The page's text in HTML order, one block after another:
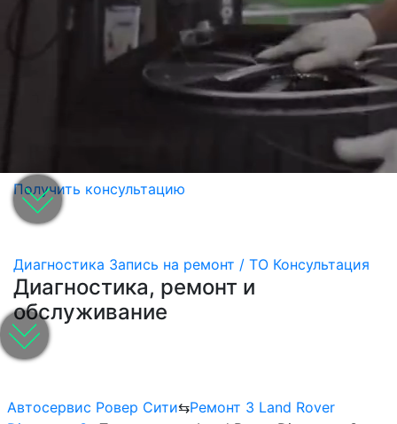
Получить консультацию
Диагностика Запись на ремонт / ТО Консультация
Диагностика, ремонт и
обслуживание
Автосервис Ровер Сити⇆Ремонт 3 Land Rover